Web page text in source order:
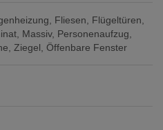
Fliesen
Flügeltüren
Massiv Personenaufzug
Ziegel Öffenbare Fenster